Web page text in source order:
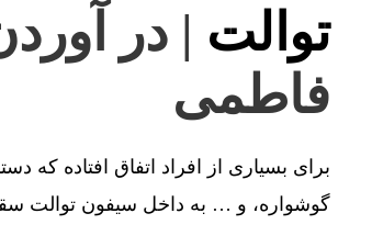
توالت | در
فاطمی
برای بسیاری از افراد اتفاق افتاده که
گوشواره، و … به داخل سیفون توالت